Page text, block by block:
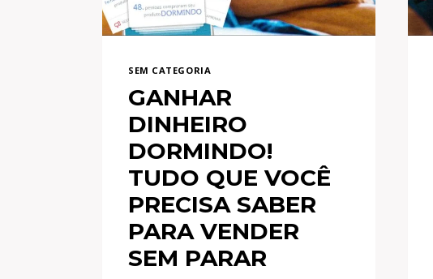
SEM CATEGORIA
GANHAR
DINHEIRO
DORMINDO!
TUDO QUE VOCÊ
PRECISA SABER
PARA VENDER
SEM PARAR